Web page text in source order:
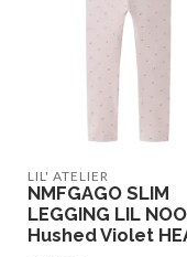
LIL' ATELIER
NMFGAGO SLIM
LEGGING LIL
Hushed Violet